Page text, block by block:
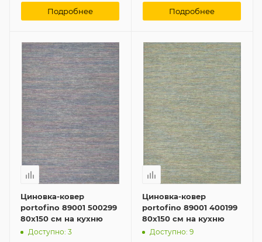
Подробнее Подробнее
Циновка-ковер
portofino 89001 500299
80x150 см на кухню
Доступно: 3
Циновка-ковер
portofino 89001 400199
80x150 см на кухню
Доступно: 9